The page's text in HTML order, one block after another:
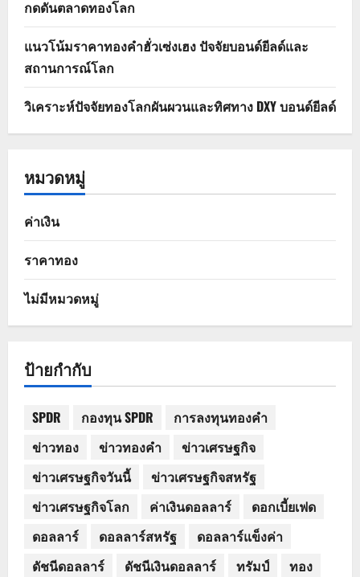
กดดันตลาดทองโลก
แนวโน้มราคาทองคำฮั่วเซ่งเฮง ปัจจัยบอนด์ยีลด์และ
สถานการณ์โลก
วิเคราะห์ปัจจัยทองโลกผันผวนและทิศทาง DXY บอนด์ยีลด์
หมวดหมู่
ค่าเงิน
ราคาทอง
ไม่มีหมวดหมู่
ป้ายกำกับ
SPDR กองทุน SPDR
การลงทุนทองคำ
ข่าวทอง
ข่าวทองคำ
ข่าวเศรษฐกิจ
ข่าวเศรษฐกิจวันนี้
ข่าวเศรษฐกิจสหรัฐ
ข่าวเศรษฐกิจโลก
ค่าเงินดอลลาร์
ดอกเบี้ยเฟด
ดอลลาร์
ดอลลาร์สหรัฐ
ดอลลาร์แข็งค่า
ดัชนีดอลลาร์
ดัชนีเงินดอลลาร์ ทรัมป์
ทอง